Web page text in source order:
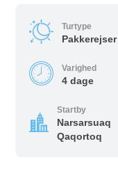
Turtype
Pakkerejser
Varighed
4 dage
Startby
Narsarsuaq
Qaqortoq